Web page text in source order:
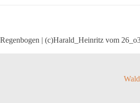
| (c)Harald_Heinritz vom